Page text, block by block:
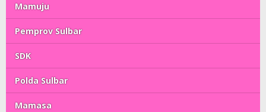
Mamuju
Pemprov Sulbar
SDK
Polda Sulbar
Mamasa